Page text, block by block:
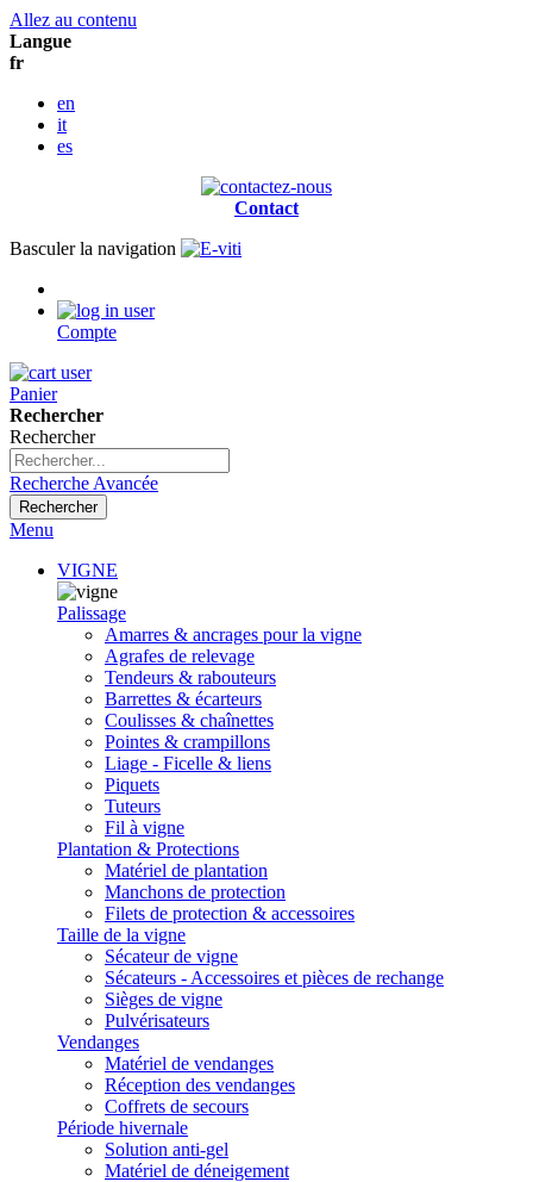
Allez au contenu
Langue
fr
en
it
es
Contact
Basculer la navigation
Compte
Panier
Rechercher
Rechercher
Recherche Avancée
Rechercher
Menu
VIGNE
Palissage
Amarres & ancrages pour la vigne
Agrafes de relevage
Tendeurs & rabouteurs
Barrettes & écarteurs
Coulisses & chaînettes
Pointes & crampillons
Liage - Ficelle & liens
Piquets
Tuteurs
Fil à vigne
Plantation & Protections
Matériel de plantation
Manchons de protection
Filets de protection & accessoires
Taille de la vigne
Sécateur de vigne
Sécateurs - Accessoires et pièces de rechange
Sièges de vigne
Pulvérisateurs
Vendanges
Matériel de vendanges
Réception des vendanges
Coffrets de secours
Période hivernale
Solution anti-gel
Matériel de déneigement